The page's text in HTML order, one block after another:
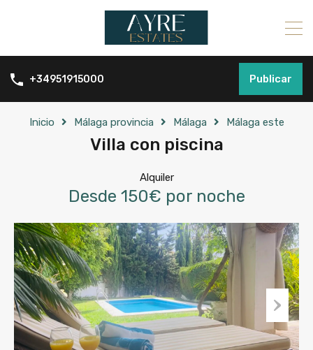
+34951915000 Publicar
Inicio Málaga provincia Málaga Málaga este
Villa con piscina
Alquiler
Desde 150€ por noche